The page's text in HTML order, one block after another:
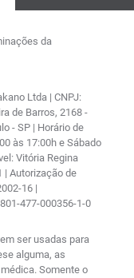
da
Ltda | CNPJ:
de Barros, 2168 -
- SP | Horário de
às 17:00h e Sábado
Vitória Regina
| Autorização de
16 |
477-000356-1-0
ser usadas para
alguma, as
Somente o